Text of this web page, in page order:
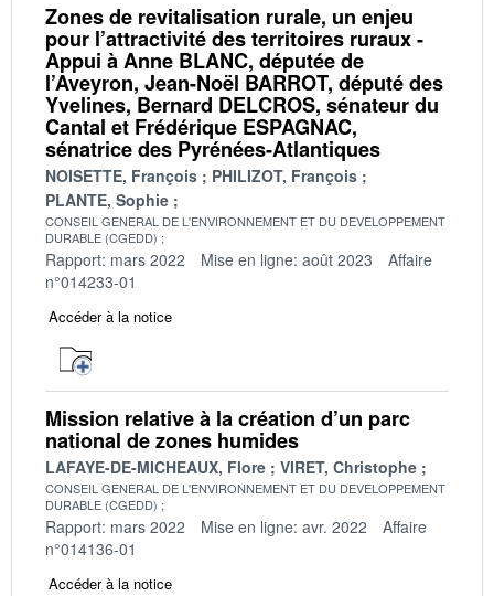
Zones de revitalisation rurale, un enjeu
pour l’attractivité des territoires ruraux -
Appui à Anne BLANC, députée de
l’Aveyron, Jean-Noël BARROT, député des
Yvelines, Bernard DELCROS, sénateur du
Cantal et Frédérique ESPAGNAC,
sénatrice des Pyrénées-Atlantiques
NOISETTE, François
PHILIZOT, François
PLANTE, Sophie
CONSEIL GENERAL DE L'ENVIRONNEMENT ET DU DEVELOPPEMENT
DURABLE (CGEDD)
Rapport: mars 2022 Mise en ligne: août 2023
Affaire
n°014233-01
Accéder à la notice
Mission relative à la création d’un parc
national de zones humides
LAFAYE-DE-MICHEAUX, Flore VIRET, Christophe
CONSEIL GENERAL DE L'ENVIRONNEMENT ET DU DEVELOPPEMENT
DURABLE (CGEDD)
Rapport: mars 2022 Mise en ligne: avr. 2022
Affaire
n°014136-01
Accéder à la notice